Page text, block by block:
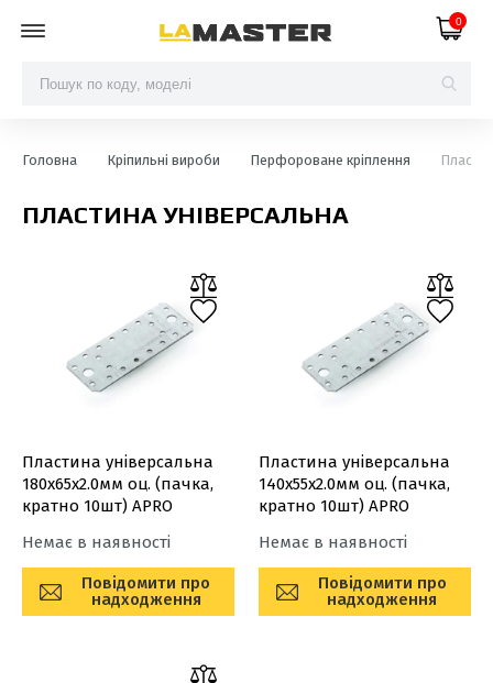
0
Головна Кріпильні вироби Перфороване кріплення
ПЛАСТИНА УНІВЕРСАЛЬНА
Пластина універсальна
180х65х2.0мм оц. (пачка,
кратно 10шт) APRO
Немає в наявності
Повідомити про
надходження
Пластина універсальна
140х55х2.0мм оц. (пачка,
кратно 10шт) APRO
Немає в наявності
Повідомити про
надходження